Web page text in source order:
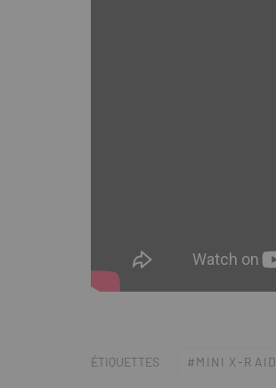
ÉTIQUETTES MINI X-RAID